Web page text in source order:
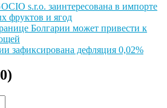
s.r.o. заинтересована в импорте
фруктов и ягод
Болгарии может привести к
зафиксирована дефляция 0,02%
0)